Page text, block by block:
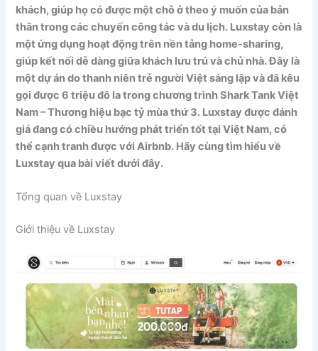
khách, giúp họ có được một chỗ ở theo ý muốn của bản
thân trong các chuyến công tác và du lịch. Luxstay còn là
một ứng dụng hoạt động trên nền tảng home-sharing,
giúp kết nối dễ dàng giữa khách lưu trú và chủ nhà. Đây là
một dự án do thanh niên trẻ người Việt sáng lập và đã kêu
gọi được 6 triệu đô la trong chương trình Shark Tank Việt
Nam – Thương hiệu bạc tỷ mùa thứ 3. Luxstay được đánh
giá đang có chiều hướng phát triển tốt tại Việt Nam, có
thể cạnh tranh được với Airbnb. Hãy cùng tìm hiểu về
Luxstay qua bài viết dưới đây.
Tổng quan về Luxstay
Giới thiệu về Luxstay